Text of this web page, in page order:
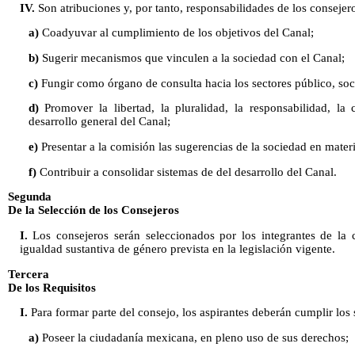
IV. Son atribuciones y, por tanto, responsabilidades de los
a)Coadyuvar al cumplimiento de los objetivos del Canal;
b)Sugerir mecanismos que vinculen a la sociedad con el Canal;
c)Fungir como órgano de consulta hacia los sectores público,
d)Promover la libertad, la pluralidad, la responsabilidad,
desarrollo general del Canal;
e)Presentar a la comisión las sugerencias de la sociedad en
f)Contribuir a consolidar sistemas de del desarrollo del Canal.
Segunda
De la Selección de los Consejeros
I. Los consejeros serán seleccionados por los integrantes de
igualdad sustantiva de género prevista en la legislación vigente.
Tercera
De los Requisitos
I. Para formar parte del consejo, los aspirantes deberán cumplir los
a)Poseer la ciudadanía mexicana, en pleno uso de sus derechos;